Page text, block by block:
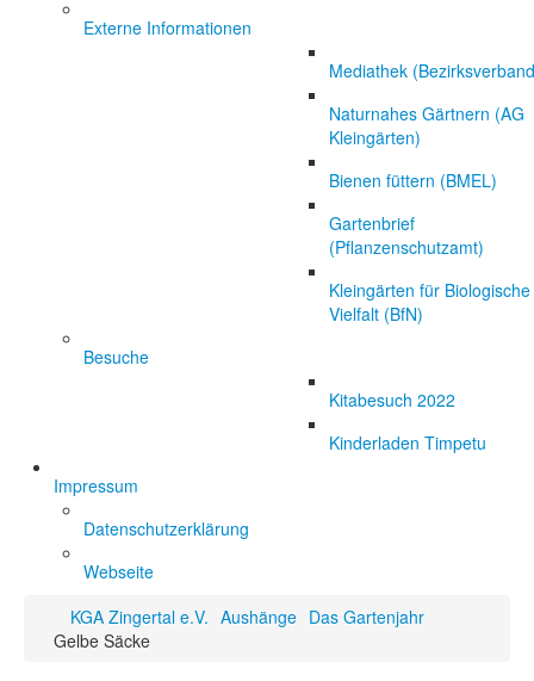
Externe Informationen
Mediathek
Naturnahes Gärtnern (AG
Kleingärten)
Bienen füttern (BMEL)
Gartenbrief
(Pflanzenschutzamt)
Kleingärten für Biologische
Vielfalt (BfN)
Besuche
Kitabesuch 2022
Kinderladen Timpetu
Impressum
Datenschutzerklärung
Webseite
KGA Zingertal e.V. Aushänge Das Gartenjahr
Gelbe Säcke